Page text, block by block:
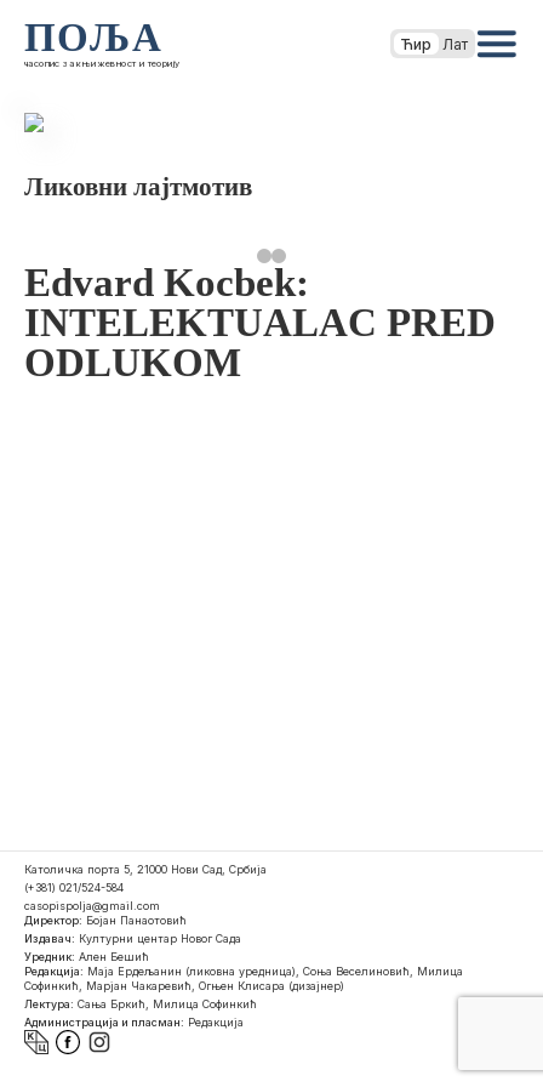
ПОЉА
часопис за књижевност и теорију
Ћир Лат
Ликовни лајтмотив
Edvard Kocbek:
INTELEKTUALAC PRED
ODLUKOM
Католичка порта 5, 21000 Нови Сад, Србија
(+381) 021/524-584
casopispolja@gmail.com
Директор: Бојан Панаотовић
Издавач: Културни центар Новог Сада
Уредник: Ален Бешић
Редакција: Маја Ердељанин (ликовна уредница), Соња Веселиновић, Милица
Софинкић, Марјан Чакаревић, Огњен Клисара (дизајнер)
Лектура: Сања Бркић, Милица Софинкић
Администрација и пласман: Редакција